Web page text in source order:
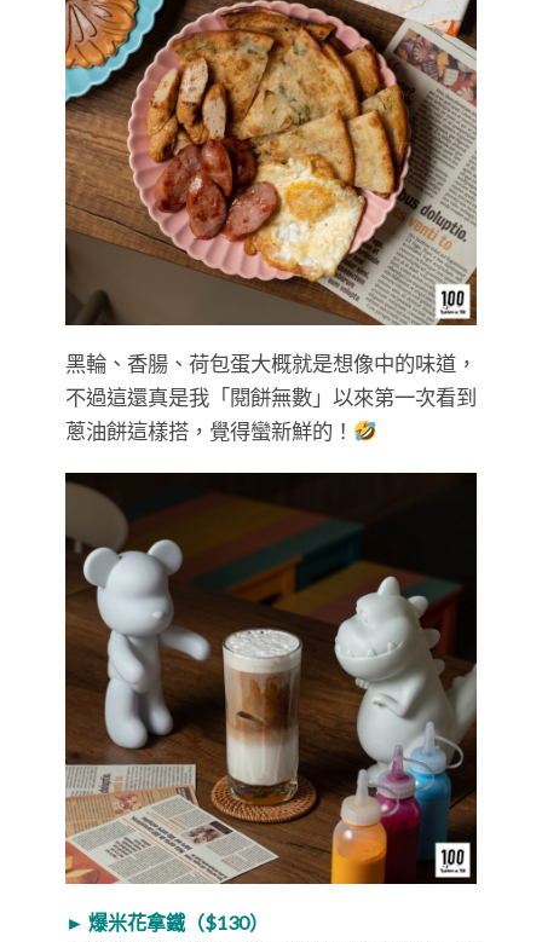
黑輪、香腸、荷包蛋大概就是想像中的味道，
不過這還真是我「閱餅無數」以來第一次看到
蔥油餅這樣搭，覺得蠻新鮮的！
► 爆米花拿鐵（$130）